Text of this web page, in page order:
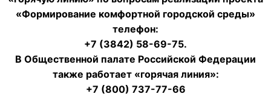
«Формирование комфортной городской среды»
телефон:
+7 (3842) 58-69-75.
В Общественной палате Российской Федерации
также работает «горячая линия»:
+7 (800) 737-77-66